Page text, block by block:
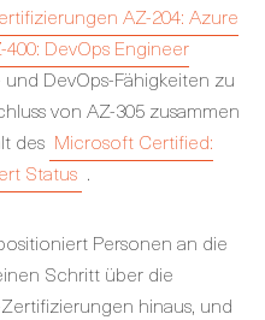
AZ-204: Azure
400: DevOps Engineer
DevOps-Fähigkeiten zu
von AZ-305 zusammen
des Microsoft Certified:
Status .
Personen an die
Schritt über die
hinaus, und